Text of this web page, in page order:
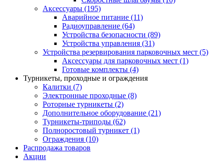
Аксессуары (195)
Аварийное питание (11)
Радиоуправление (64)
Устройства безопасности (89)
Устройства управления (31)
Устройства резервирования парковочных мест (5)
Аксессуары для парковочных мест (1)
Готовые комплекты (4)
Турникеты, проходные и ограждения
Калитки (7)
Электронные проходные (8)
Роторные турникеты (2)
Дополнительное оборудование (21)
Турникеты-триподы (62)
Полноростовый турникет (1)
Ограждения (10)
Распродажа товаров
Акции